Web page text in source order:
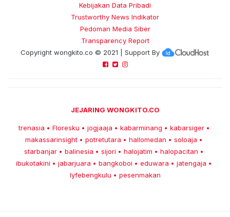
Kebijakan Data Pribadi
Trustworthy News Indikator
Pedoman Media Siber
Transparency Report
Copyright wongkito.co © 2021 | Support By
JEJARING WONGKITO.CO
trenasia • Floresku • jogjaaja • kabarminang • kabarsiger •
makassarinsight • potretutara • hallomedan • soloaja •
starbanjar • balinesia • sijori • halojatim • halopacitan •
ibukotakini • jabarjuara • bangkoboi • eduwara • jatengaja •
lyfebengkulu • pesenmakan